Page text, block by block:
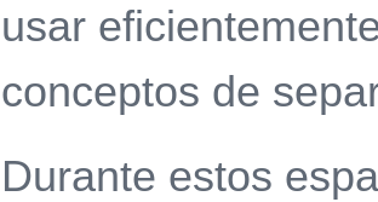
usar
conceptos de
Durante estos